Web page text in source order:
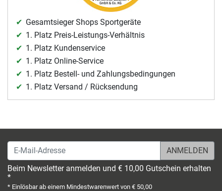
Gesamtsieger Shops Sportgeräte
1. Platz Preis-Leistungs-Verhältnis
1. Platz Kundenservice
1. Platz Online-Service
1. Platz Bestell- und Zahlungsbedingungen
1. Platz Versand / Rücksendung
E-Mail-Adresse
Beim Newsletter anmelden und € 10,00 Gutschein erhalten
*
* Einlösbar ab einem Mindestwarenwert von € 50,00